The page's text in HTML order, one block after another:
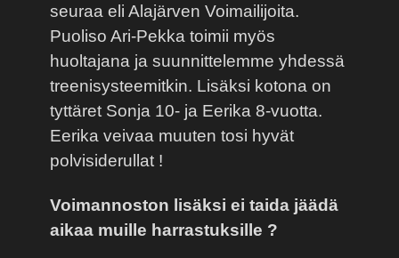
seuraa eli Alajärven Voimailijoita.
Puoliso Ari-Pekka toimii myös
huoltajana ja suunnittelemme yhdessä
treenisysteemitkin. Lisäksi kotona on
tyttäret Sonja 10- ja Eerika 8-vuotta.
Eerika veivaa muuten tosi hyvät
polvisiderullat !
Voimannoston lisäksi ei taida jäädä
aikaa muille harrastuksille ?